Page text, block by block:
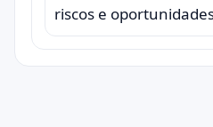
riscos e